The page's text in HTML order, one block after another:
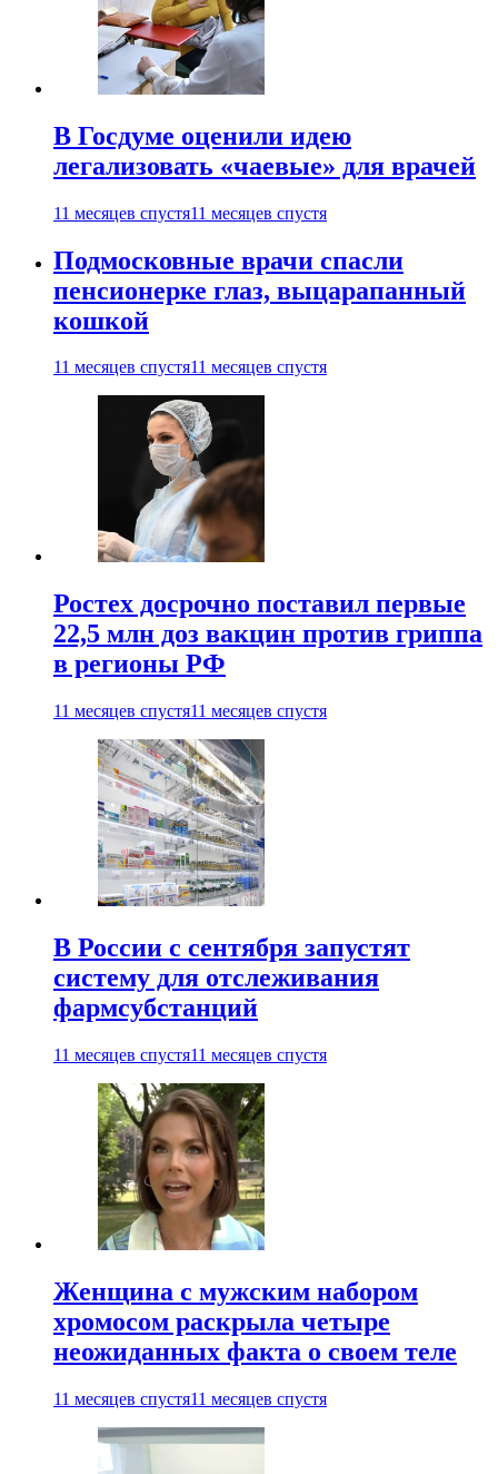
В Госдуме оценили идею
легализовать «чаевые» для врачей
11 месяцев спустя11 месяцев спустя
Подмосковные врачи спасли
пенсионерке глаз, выцарапанный
кошкой
11 месяцев спустя11 месяцев спустя
Ростех досрочно поставил первые
22,5 млн доз вакцин против гриппа
в регионы РФ
11 месяцев спустя11 месяцев спустя
В России с сентября запустят
систему для отслеживания
фармсубстанций
11 месяцев спустя11 месяцев спустя
Женщина с мужским набором
хромосом раскрыла четыре
неожиданных факта о своем теле
11 месяцев спустя11 месяцев спустя